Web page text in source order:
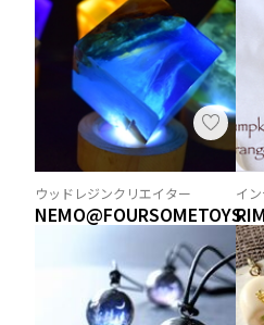
ウッドレジンクリエイター
NEMO@FOURSOMETOYS
イ